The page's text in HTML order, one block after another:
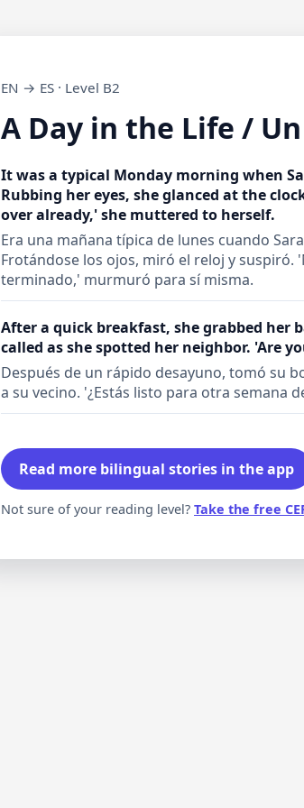
EN → ES · Level B2
A Day in the Life /
It was a typical Monday morning when
Rubbing her eyes, she glanced at the
over already,' she muttered to herself.
Era una mañana típica de lunes cuando
Frotándose los ojos, miró el reloj y suspiró.
terminado,' murmuró para sí misma.
After a quick breakfast, she grabbed her
called as she spotted her neighbor. 'Are
Después de un rápido desayuno, tomó su
a su vecino. '¿Estás listo para otra semana
Read more bilingual stories in the app
Not sure of your reading level? Take the free